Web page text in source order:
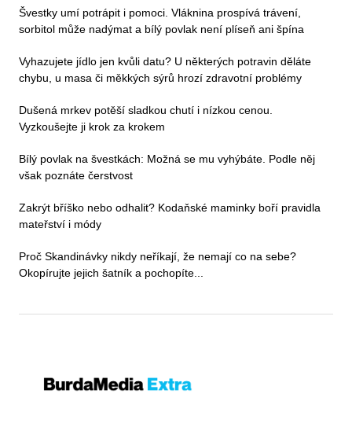
Švestky umí potrápit i pomoci. Vláknina prospívá trávení,
sorbitol může nadýmat a bílý povlak není plíseň ani špína
Vyhazujete jídlo jen kvůli datu? U některých potravin děláte
chybu, u masa či měkkých sýrů hrozí zdravotní problémy
Dušená mrkev potěší sladkou chutí i nízkou cenou.
Vyzkoušejte ji krok za krokem
Bílý povlak na švestkách: Možná se mu vyhýbáte. Podle něj
však poznáte čerstvost
Zakrýt bříško nebo odhalit? Kodaňské maminky boří pravidla
mateřství i módy
Proč Skandinávky nikdy neříkají, že nemají co na sebe?
Okopírujte jejich šatník a pochopíte...